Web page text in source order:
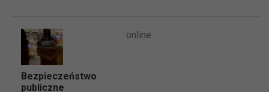
Bezpieczeństwo
publiczne
online